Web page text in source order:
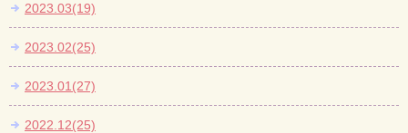
2023.03(19)
2023.02(25)
2023.01(27)
2022.12(25)